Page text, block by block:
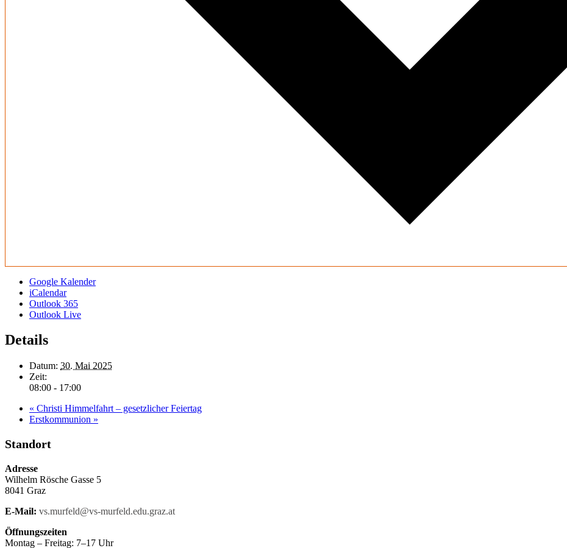
Google Kalender
iCalendar
Outlook 365
Outlook Live
Details
Datum: 30. Mai 2025
Zeit:
08:00 - 17:00
« Christi Himmelfahrt – gesetzlicher Feiertag
Erstkommunion »
Standort
Adresse
Wilhelm Rösche Gasse 5
8041 Graz
E-Mail: vs.murfeld@vs-murfeld.edu.graz.at
Öffnungszeiten
Montag – Freitag: 7–17 Uhr